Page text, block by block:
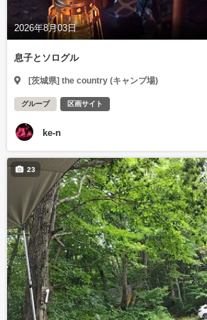
2026年8月03日
息子とソログル
[茨城県] the country (キャンプ場)
グループ 区画サイト
ke-n
23